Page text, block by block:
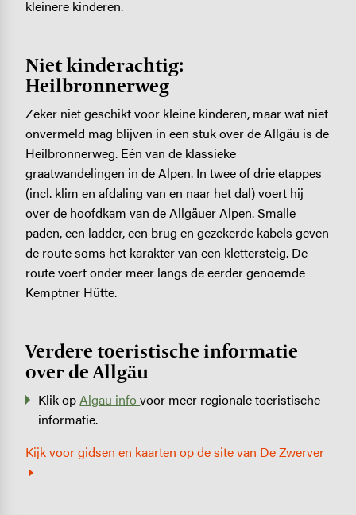
kleinere kinderen.
Niet kinderachtig:
Heilbronnerweg
Zeker niet geschikt voor kleine kinderen, maar wat niet
onvermeld mag blijven in een stuk over de Allgäu is de
Heilbronnerweg. Eén van de klassieke
graatwandelingen in de Alpen. In twee of drie etappes
(incl. klim en afdaling van en naar het dal) voert hij
over de hoofdkam van de Allgäuer Alpen. Smalle
paden, een ladder, een brug en gezekerde kabels geven
de route soms het ­karakter van een klettersteig. De
route voert onder meer langs de eerder genoemde
Kemptner Hütte.
Verdere toeristische informatie
over de Allgäu
Klik op Algau infovoor meer regionale toeristische
informatie.
Kijk voor gidsen en kaarten op de site van De Zwerver